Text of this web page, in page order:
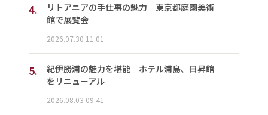
4.
リトアニアの手仕事の魅力 東京都庭園美術
館で展覧会
2026.07.30 11:01
5.
紀伊勝浦の魅力を堪能 ホテル浦島、日昇館
をリニューアル
2026.08.03 09:41